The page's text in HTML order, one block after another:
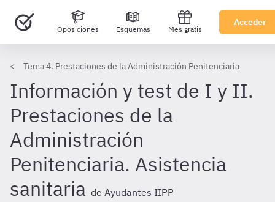
Oposiciones Esquemas Mes gratis
Acceder
Tema 4. Prestaciones de la Administración Penitenciaria
Información y test de I y II.
Prestaciones de la
Administración
Penitenciaria. Asistencia
sanitaria de Ayudantes IIPP